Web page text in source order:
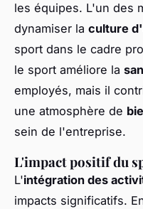
les équipes. L'un des
dynamiser la culture
sport dans le cadre
le sport améliore la
employés, mais il
une atmosphère de
sein de l'entreprise.
L'impact positif du
L'intégration des
impacts significatifs.